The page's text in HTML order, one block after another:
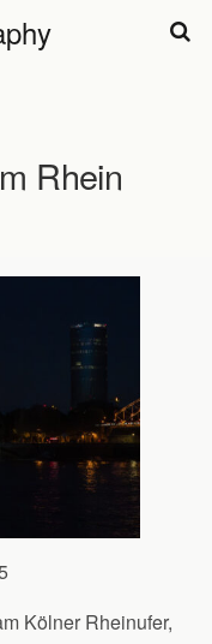
Rhein
Kölner Rheinufer,